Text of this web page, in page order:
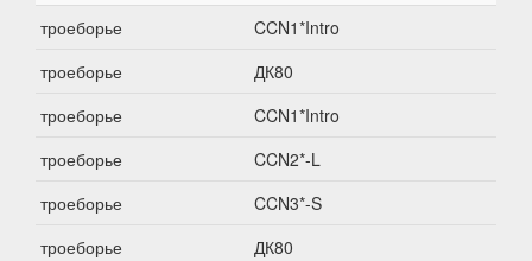
троеборье
CCN1*Intro
троеборье
ДК80
троеборье
CCN1*Intro
троеборье
CCN2*-L
троеборье
CCN3*-S
троеборье
ДК80